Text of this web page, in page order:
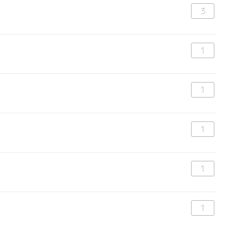
3
1
1
1
1
1